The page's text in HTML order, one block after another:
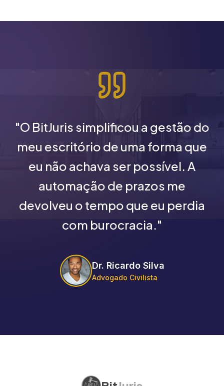
"O BitJuris simplificou a gestão do
meu escritório de uma forma que
eu não achava ser possível. A
automação de prazos me
devolveu o tempo que eu perdia
com burocracia."
Dr. Ricardo Silva
Advogado Civilista